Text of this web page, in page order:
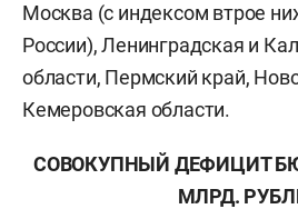
Москва (с индексом втрое
России), Ленинградская и
области, Пермский край,
Кемеровская области.
СОВОКУПНЫЙ ДЕФИЦИТ
МЛРД.